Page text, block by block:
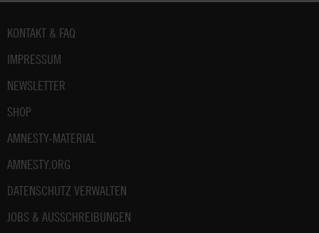
Fußbereich
KONTAKT & FAQ
IMPRESSUM
NEWSLETTER
SHOP
AMNESTY-MATERIAL
AMNESTY.ORG
DATENSCHUTZ VERWALTEN
JOBS & AUSSCHREIBUNGEN